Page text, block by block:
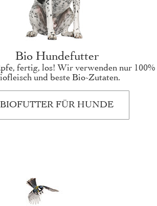
Bio Hundefutter
fertig, los! Wir verwenden nur 100%
und beste Bio-Zutaten.
BIOFUTTER FÜR HUNDE